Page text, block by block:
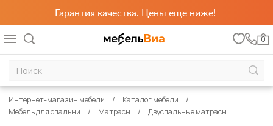
Гарантия качества. Цены еще ниже!
0
Интернет-магазин мебели
Каталог мебели
Мебель для спальни
Матрасы Двуспальные матрасы